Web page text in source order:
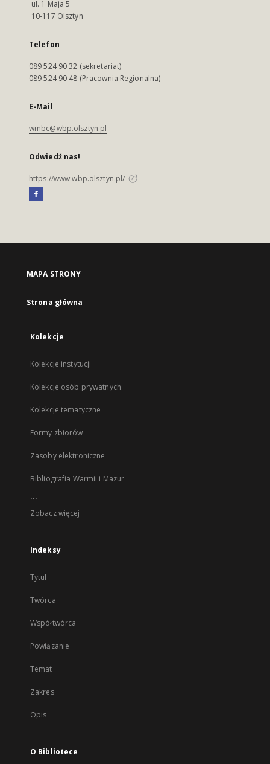
ul. 1 Maja 5
10-117 Olsztyn
Telefon
089 524 90 32 (sekretariat)
089 524 90 48 (Pracownia Regionalna)
E-Mail
wmbc@wbp.olsztyn.pl
Odwiedź nas!
https://www.wbp.olsztyn.pl/
MAPA STRONY
Strona główna
Kolekcje
Kolekcje instytucji
Kolekcje osób prywatnych
Kolekcje tematyczne
Formy zbiorów
Zasoby elektroniczne
Bibliografia Warmii i Mazur
...
Zobacz więcej
Indeksy
Tytuł
Twórca
Współtwórca
Powiązanie
Temat
Zakres
Opis
O Bibliotece